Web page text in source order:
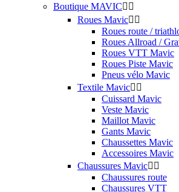
Boutique MAVIC 
Roues Mavic 
Roues route /
Roues Allroad /
Roues VTT Mavic
Roues Piste Mavic
Pneus vélo Mavic
Textile Mavic 
Cuissard Mavic
Veste Mavic
Maillot Mavic
Gants Mavic
Chaussettes Mavic
Accessoires Mavic
Chaussures Mavic 
Chaussures route
Chaussures VTT